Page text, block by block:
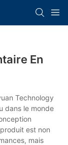
En
Technology
dans le monde
est non
mais